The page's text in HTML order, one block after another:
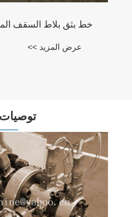
توصيات
كيفية منع التسرب في
عرض المزيد >>